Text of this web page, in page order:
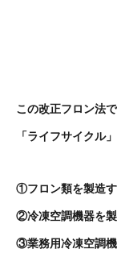
この改正フロン法
「ライフサイクル
①フロン類を製造
②冷凍空調機器を
③業務用冷凍空調